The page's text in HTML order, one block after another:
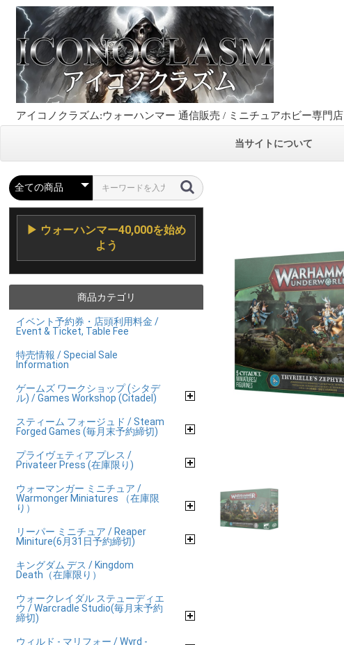
アイコノクラズム:ウォーハンマー 通信販売 / ミニチュアホビー専門店
当サイトについて
▶ ウォーハンマー40,000を始め
よう
商品カテゴリ
イベント予約券・店頭利用料金 /
Event & Ticket, Table Fee
特売情報 / Special Sale
Information
ゲームズ ワークショップ (シタデ
ル) / Games Workshop (Citadel)
スティーム フォージュド / Steam
Forged Games (毎月末予約締切)
プライヴェティア プレス /
Privateer Press (在庫限り)
ウォーマンガー ミニチュア /
Warmonger Miniatures （在庫限
り）
リーパー ミニチュア / Reaper
Miniture(6月31日予約締切)
キングダム デス / Kingdom
Death（在庫限り）
ウォークレイダル ステューディエ
ウ / Warcradle Studio(毎月末予約
締切)
ウィルド - マリフォー / Wyrd -